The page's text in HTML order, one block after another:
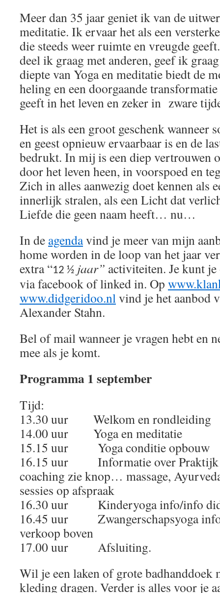
Meer dan 35 jaar geniet ik van de
meditatie. Ik ervaar het als een
die steeds weer ruimte en vreugde
deel ik graag met anderen, geef ik
diepte van Yoga en meditatie biedt de
heling en een doorgaande
geeft in het leven en zeker in zware
Het is als een groot geschenk wanneer
en geest opnieuw ervaarbaar is en de
bedrukt. In mij is een diep vertrouwen
door het leven heen, in voorspoed en
Zich in alles aanwezig doet kennen als
innerlijk stralen, als een Licht dat
Liefde die geen naam heeft… nu…
In de agendavind je meer van mijn
home worden in de loop van het jaar
extra “12 ½ jaar” activiteiten. Je kunt
via facebook of linked in. Op
www.didgeridoo.nlvind je het aanbod
Alexander Stahn.
Bel of mail wanneer je vragen hebt en
mee als je komt.
Programma 1 september
Tijd:
13.30 uur Welkom en rondleiding
14.00 uur Yoga en meditatie
15.15 uur Yoga conditie opbouw
16.15 uur Informatie over Praktijk
coaching zie knop… massage,
sessies op afspraak
16.30 uur Kinderyoga info/info
16.45 uur Zwangerschapsyoga
verkoop boven
17.00 uur Afsluiting.
Wil je een laken of grote badhanddoek
kleding dragen. Verder is alles voor je